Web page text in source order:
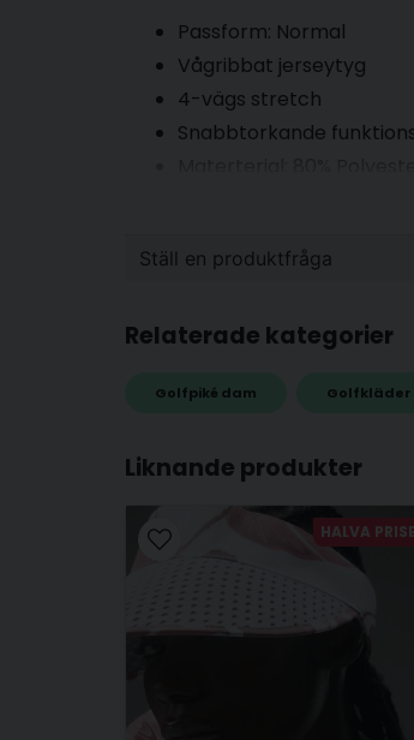
Liknande produkter
HALVA
Passform: Normal
Vågribbat jerseytyg
4-vägs stretch
Snabbtorkande
Ställ en produktfråga
Fråga oss något om denna
Ja, ni får publicera min
Relaterade kategorier
Golfpiké dam Golfkläder